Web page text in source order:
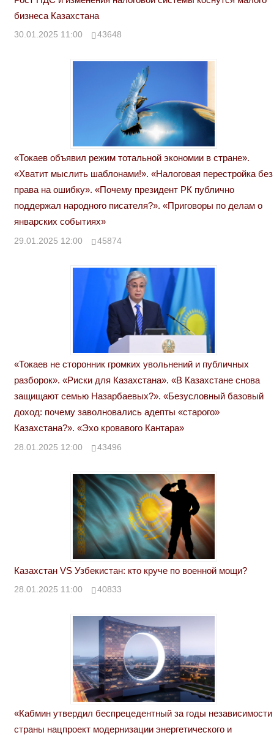
бизнеса Казахстана
30.01.2025 11:00 43648
«Токаев объявил режим тотальной экономии в стране».
«Хватит мыслить шаблонами!». «Налоговая перестройка без
права на ошибку». «Почему президент РК публично
поддержал народного писателя?». «Приговоры по делам о
январских событиях»
29.01.2025 12:00 45874
«Токаев не сторонник громких увольнений и публичных
разборок». «Риски для Казахстана». «В Казахстане снова
защищают семью Назарбаевых?». «Безусловный базовый
доход: почему заволновались адепты «старого»
Казахстана?». «Эхо кровавого Кантара»
28.01.2025 12:00 43496
Казахстан VS Узбекистан: кто круче по военной мощи?
28.01.2025 11:00 40833
«Кабмин утвердил беспрецедентный за годы независимости
страны нацпроект модернизации энергетического и